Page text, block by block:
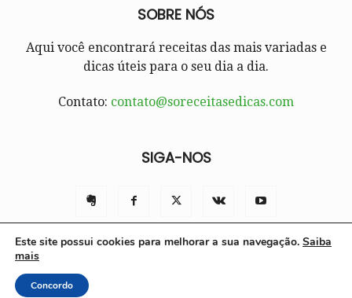
SOBRE NÓS
Aqui você encontrará receitas das mais variadas e
dicas úteis para o seu dia a dia.
Contato: contato@soreceitasedicas.com
SIGA-NOS
© Só Receitas e Dicas 2025 | Todos os direitos reservados.
Este site possui cookies para melhorar a sua navegação. Saiba
mais
Concordo